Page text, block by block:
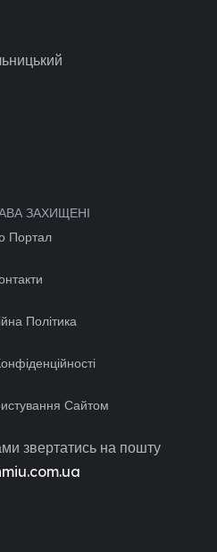
ЗАХИЩЕНІ
Портал
Політика
Сайтом
звертатись на пошту